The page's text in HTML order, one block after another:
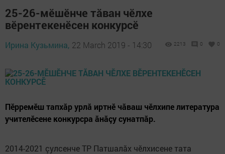
25-26-мӗшӗнче тăван чӗлхе
вӗрентекенӗсен конкурсӗ
Ирина Кузьмина, 22 March 2019 - 14:30 2213 0 0
Пӗрремӗш тапхăр урлă иртнӗ чăваш чӗлхипе литература
учителӗсене конкурсра ăнăçу сунатпăр.
2014-2021 çулсенче ТР Патшалăх чӗлхисене тата